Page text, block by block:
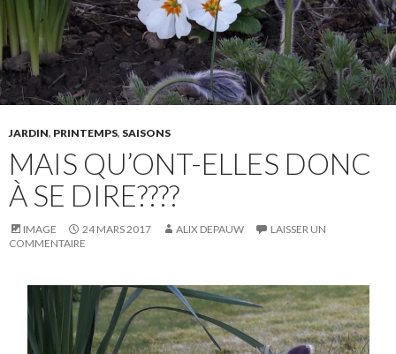
JARDIN, PRINTEMPS, SAISONS
MAIS QU’ONT-ELLES DONC
À SE DIRE????
IMAGE 24 MARS 2017 ALIX DEPAUW
LAISSER UN
COMMENTAIRE